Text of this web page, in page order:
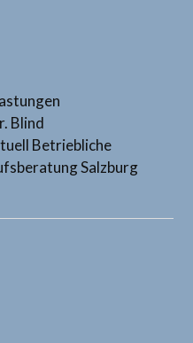
Blind
Betriebliche
Salzburg